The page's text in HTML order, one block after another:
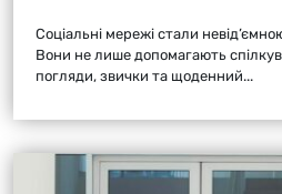
Соціальні мережі стали
Вони не лише допомагають
погляди, звички та щоденний...